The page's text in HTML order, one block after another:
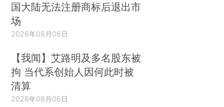
国大陆无法注册商标后退出市
场
2026年08月06日
【我闻】艾路明及多名股东被
拘 当代系创始人因何此时被
清算
2026年08月06日